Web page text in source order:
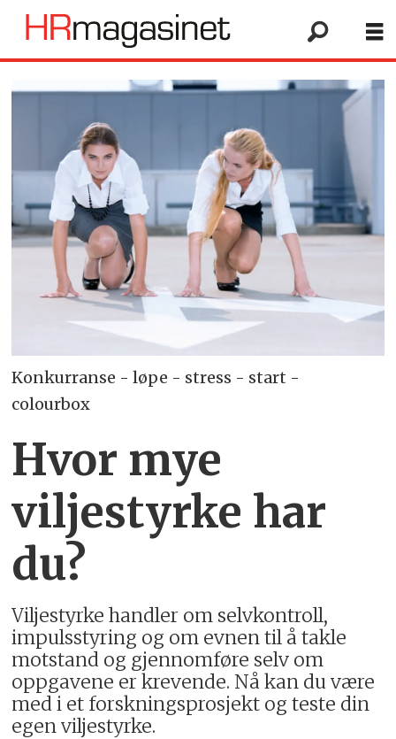
Konkurranse - løpe - stress - start -
colourbox
Hvor mye
viljestyrke har
du?
Viljestyrke handler om selvkontroll,
impulsstyring og om evnen til å takle
motstand og gjennomføre selv om
oppgavene er krevende. Nå kan du være
med i et forskningsprosjekt og teste din
egen viljestyrke.